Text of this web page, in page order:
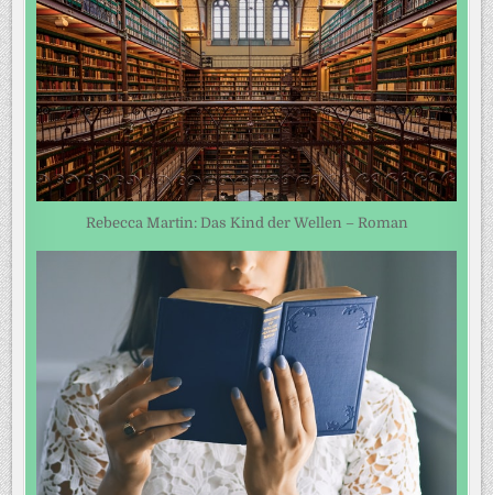
Rebecca Martin: Das Kind der Wellen – Roman